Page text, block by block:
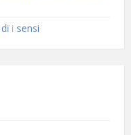
i sensi